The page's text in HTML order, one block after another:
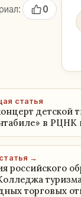
0
статья
детской
в РЦНК
→
российского
торговых